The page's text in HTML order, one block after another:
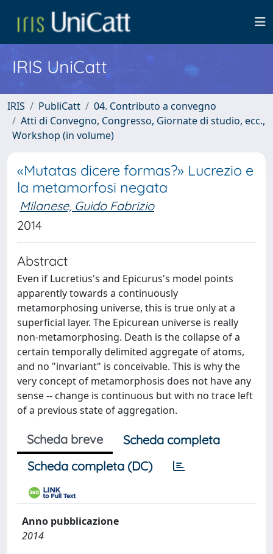
IRIS UniCatt
IRIS PubliCatt
04. Contributo a convegno
Atti di Convegno, Congresso, Giornate di studio, ecc.,
Workshop (in volume)
«Mutatas dicere formas?» Lucrezio e
la metamorfosi negata
Milanese, Guido Fabrizio
2014
Abstract
Even if Lucretius's and Epicurus's model points
apparently towards a continuously
metamorphosing universe, this is true only at a
superficial layer. The Epicurean universe is really
non-metamorphosing. Death is the collapse of a
certain temporally delimited aggregate of atoms,
and no "invariant" is conceivable. This is why the
very concept of metamorphosis does not have any
sense -- change is continuous but with no trace left
of a previous state of aggregation.
Scheda breve
Scheda completa
Scheda completa (DC)
Anno pubblicazione
2014